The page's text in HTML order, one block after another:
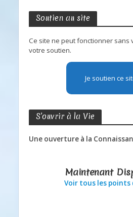
Soutien au site
Ce site ne peut fonctionner sans
votre soutien.
Je soutien ce
S’ouvrir à la Vie
Une ouverture à la
Maintenant
Voir tous les points